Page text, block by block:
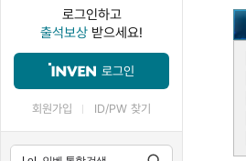
로그인하고
출석보상 받으세요!
로그인
회원가입 ID/PW 찾기